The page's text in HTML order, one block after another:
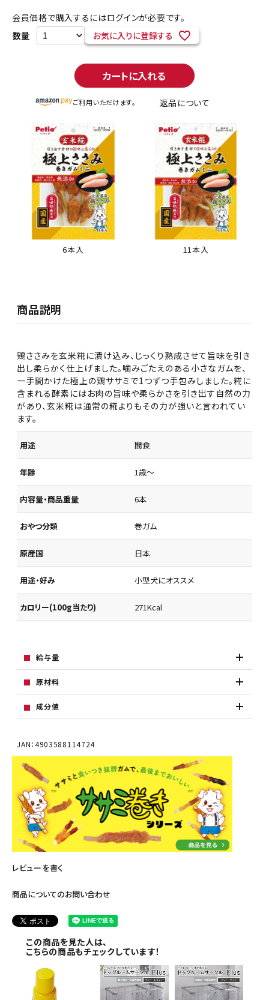
会員価格で購入するにはログインが必要です。
お気に入りに登録する
カートに入れる
ご利用いただけます。 返品について
6本入 11本入
商品説明
鶏ささみを玄米糀に漬け込み、じっくり熟成させて旨味を引き
出し柔らかく仕上げました。噛みごたえのある小さなガムを、
一手間かけた極上の鶏ササミで1つずつ手包みしました。糀に
含まれる酵素にはお肉の旨味や柔らかさを引き出す自然の力
があり、玄米糀は通常の糀よりもその力が強いと言われてい
ます。
用途 間食
年齢 1歳～
内容量・商品重量 6本
おやつ分類 巻ガム
原産国 日本
用途・好み 小型犬にオススメ
カロリー(100g当たり) 271Kcal
給与量
原材料
成分値
JAN：4903588114724
レビューを書く
商品についてのお問い合わせ
この商品を見た人は、
こちらの商品もチェックしています！